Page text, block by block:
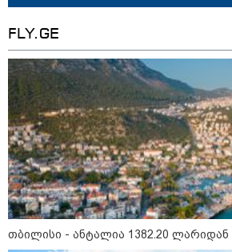
გავრცელდა....
განსაჯეთ,
შესაძლებელია
გადავარდნა" -
აქვეყნებს
მლეთიდან,
გურამ
პოლიტიკა
FLY.GE
თბილისი - ანტალია 1382.20 ლარიდან